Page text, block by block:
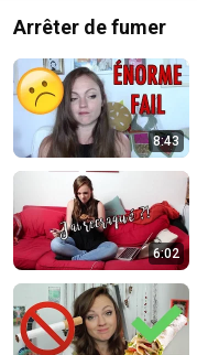
Arrêter de fumer
8:43
6:02